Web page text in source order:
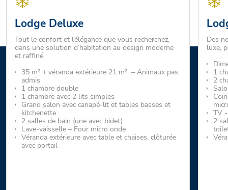
Lodge Deluxe
Tout le confort et l’élégance que vous recherchez,
dans une solution d’habitation au design moderne
et raffiné.
35 m² + véranda extérieure 21 m² – Animaux pas
admis
1 chambre double
1 chambre avec 2 lits simples
Grand salon avec canapé-lit et tables basses et
kitchenette
2 salles de bain (une avec bidet)
Lave-vaisselle – Four micro onde
Véranda extérieure avec table et chaises, clôturée
avec portail
Des
luxe,
1
2
TV
2